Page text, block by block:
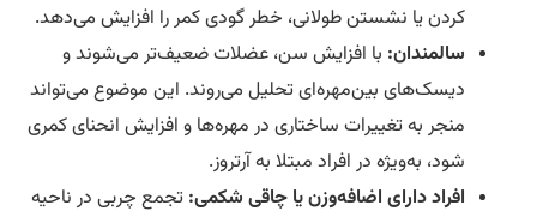
کردن یا نشستن طولانی، خطر گودی کمر را افزایش می‌دهد.
سالمندان:با افزایش سن، عضلات ضعیف‌تر می‌شوند و
دیسک‌های بین‌مهره‌ای تحلیل می‌روند. این موضوع می‌تواند
منجر به تغییرات ساختاری در مهره‌ها و افزایش انحنای کمری
شود، به‌ویژه در افراد مبتلا به آرتروز.
افراد دارای اضافه‌وزن یا چاقی شکمی:تجمع چربی در ناحیه